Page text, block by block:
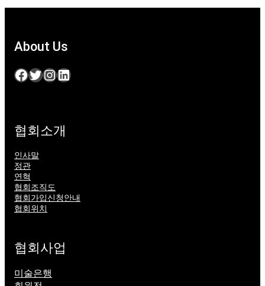
About Us
Facebook Twitter InstagramLinkedIn
협회소개
인사말
정관
연혁
협회조직도
협회가입신청안내
협회위치
협회사업
미술은행